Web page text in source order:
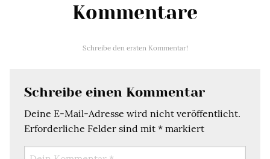
Kommentare
Schreibe den ersten Kommentar!
Schreibe einen Kommentar
Deine E-Mail-Adresse wird nicht veröffentlicht.
Erforderliche Felder sind mit * markiert